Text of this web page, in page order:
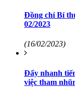
Đồng chí Bí
02/2023
(16/02/2023)
Đẩy nhanh
việc tham